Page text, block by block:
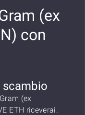
(ex
con
scambio
(ex
ETH riceverai.